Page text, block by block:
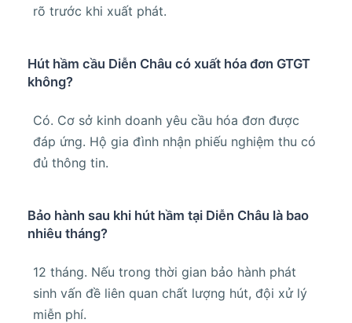
rõ trước khi xuất phát.
Hút hầm cầu Diễn Châu có xuất hóa đơn GTGT
không?
Có. Cơ sở kinh doanh yêu cầu hóa đơn được
đáp ứng. Hộ gia đình nhận phiếu nghiệm thu có
đủ thông tin.
Bảo hành sau khi hút hầm tại Diễn Châu là bao
nhiêu tháng?
12 tháng. Nếu trong thời gian bảo hành phát
sinh vấn đề liên quan chất lượng hút, đội xử lý
miễn phí.